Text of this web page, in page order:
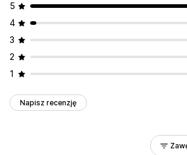
5
4
3
2
1
Napisz recenzję